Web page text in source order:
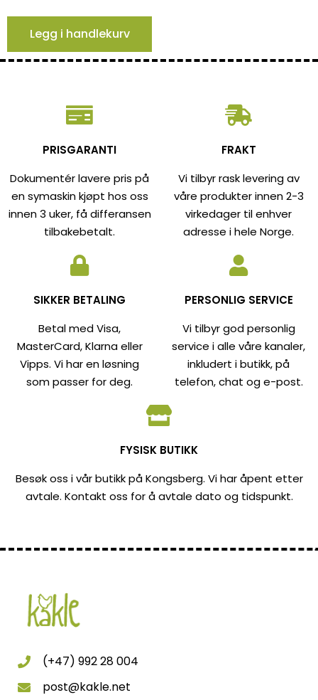
Legg i handlekurv
PRISGARANTI
Dokumentér lavere pris på
en symaskin kjøpt hos oss
innen 3 uker, få differansen
tilbakebetalt.
FRAKT
Vi tilbyr rask levering av
våre produkter innen 2-3
virkedager til enhver
adresse i hele Norge.
SIKKER BETALING
Betal med Visa,
MasterCard, Klarna eller
Vipps. Vi har en løsning
som passer for deg.
PERSONLIG SERVICE
Vi tilbyr god personlig
service i alle våre kanaler,
inkludert i butikk, på
telefon, chat og e-post.
FYSISK BUTIKK
Besøk oss i vår butikk på Kongsberg. Vi har åpent etter
avtale. Kontakt oss for å avtale dato og tidspunkt.
(+47) 992 28 004
post@kakle.net